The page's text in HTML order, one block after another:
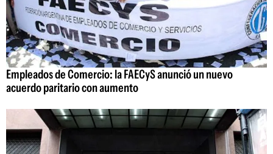
Empleados de Comercio: la FAECyS anunció un nuevo
acuerdo paritario con aumento